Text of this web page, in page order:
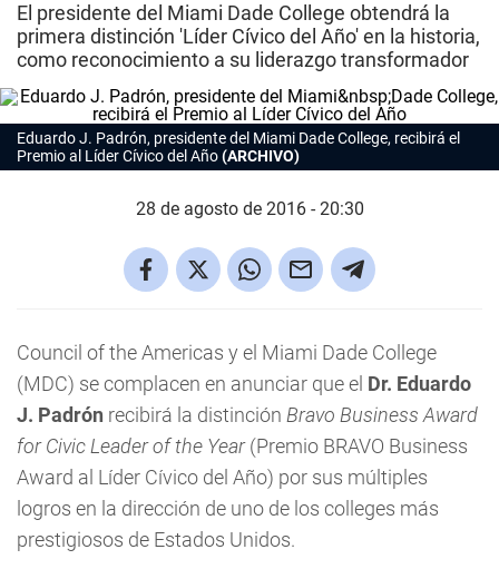
El presidente del Miami Dade College obtendrá la
primera distinción 'Líder Cívico del Año' en la historia,
como reconocimiento a su liderazgo transformador
Eduardo J. Padrón, presidente del Miami Dade College, recibirá el
Premio al Líder Cívico del Año(ARCHIVO)
28 de agosto de 2016 - 20:30
Council of the Americas y el Miami Dade College
(MDC) se complacen en anunciar que el Dr. Eduardo
J. Padrón recibirá la distinción Bravo Business Award
for Civic Leader of the Year(Premio BRAVO Business
Award al Líder Cívico del Año) por sus múltiples
logros en la dirección de uno de los colleges más
prestigiosos de Estados Unidos.